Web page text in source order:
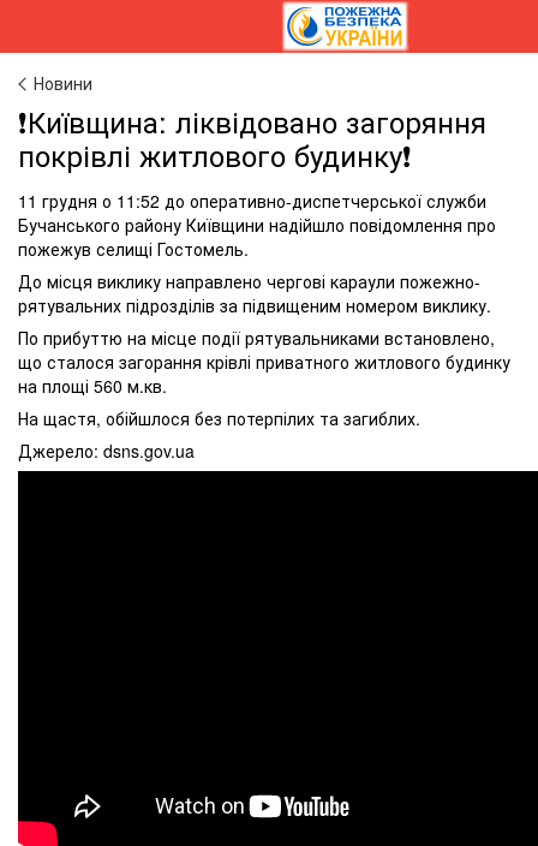
Новини
❗️Київщина: ліквідовано загоряння
покрівлі житлового будинку❗️
11 грудня о 11:52 до оперативно-диспетчерської служби
Бучанського району Київщини надійшло повідомлення про
пожежув селищі Гостомель.
До місця виклику направлено чергові караули пожежно-
рятувальних підрозділів за підвищеним номером виклику.
По прибуттю на місце події рятувальниками встановлено,
що сталося загорання крівлі приватного житлового будинку
на площі 560 м.кв.
На щастя, обійшлося без потерпілих та загиблих.
Джерело: dsns.gov.ua